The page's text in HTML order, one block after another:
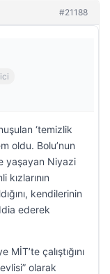
#21188
‘temizlik
oldu. Bolu’nun
yaşayan Niyazi
kendilerinin
ederek
çalıştığını
olarak